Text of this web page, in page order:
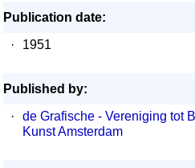
Publication date:
·
1951
Published by:
·
de Grafische - Vereniging tot
Kunst Amsterdam